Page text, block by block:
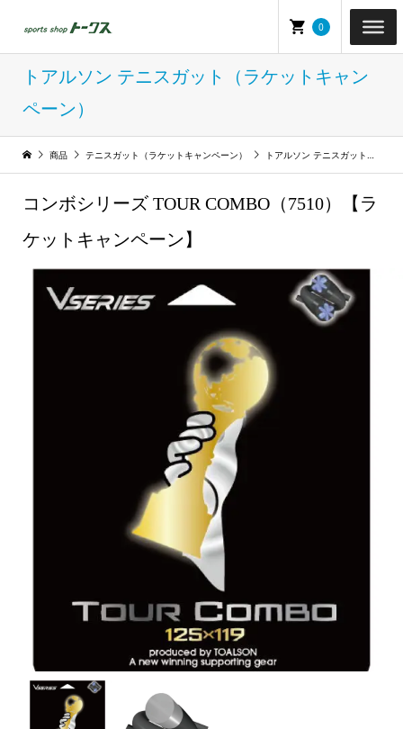
0
トアルソン テニスガット（ラケットキャン
ペーン）
商品 テニスガット（ラケットキャンペーン） トアルソン テニスガット（ラケットキャンペーン）
コンボシリーズ TOUR COMBO（7510）【ラ
ケットキャンペーン】